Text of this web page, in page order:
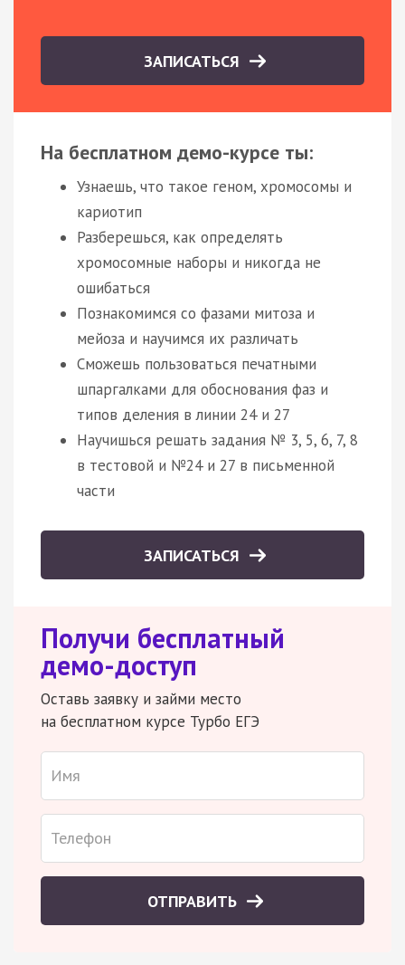
ЗАПИСАТЬСЯ
На бесплатном демо-курсе ты:
Узнаешь, что такое геном, хромосомы и
кариотип
Разберешься, как определять
хромосомные наборы и никогда не
ошибаться
Познакомимся со фазами митоза и
мейоза и научимся их различать
Сможешь пользоваться печатными
шпаргалками для обоснования фаз и
типов деления в линии 24 и 27
Научишься решать задания № 3, 5, 6, 7, 8
в тестовой и №24 и 27 в письменной
части
ЗАПИСАТЬСЯ
Получи бесплатный
демо-доступ
Оставь заявку и займи место
на бесплатном курсе Турбо ЕГЭ
ОТПРАВИТЬ